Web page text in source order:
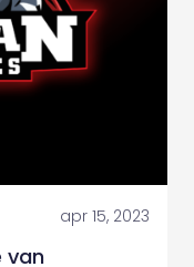
apr 15, 2023
van